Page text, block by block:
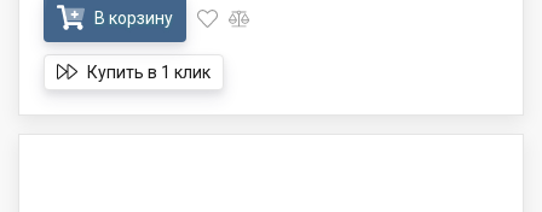
В корзину
Купить в 1 клик